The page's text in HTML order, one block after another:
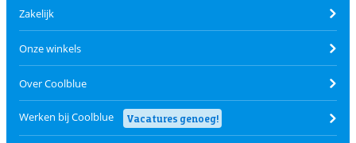
Zakelijk
Onze winkels
Over Coolblue
Werken bij Coolblue Vacatures genoeg!